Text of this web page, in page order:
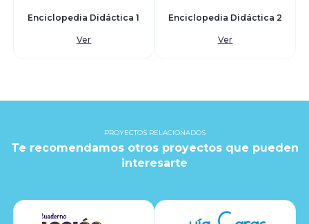
Enciclopedia Didáctica 1
Ver
Enciclopedia Didáctica 2
Ver
PROYECTOS RELACIONADOS
Te recomendamos otros proyectos que pueden
interesarte